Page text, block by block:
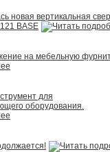
новая вертикальная
BASE
на мебельную
для
оборудования.